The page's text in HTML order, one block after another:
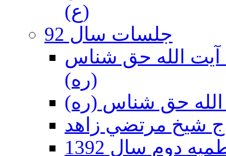
(ع)
جلسات سال 92
92 - حسينيه آيت الله حق شناس
(ره)
دوم سال 1392